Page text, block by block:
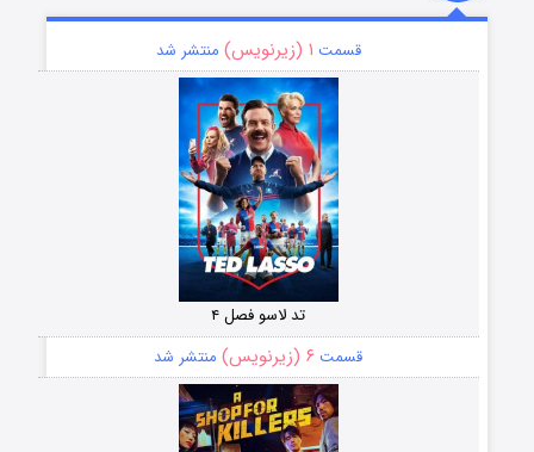
قسمت ۱ (زیرنویس) منتشر شد
تد لاسو فصل ۴
قسمت ۶ (زیرنویس) منتشر شد